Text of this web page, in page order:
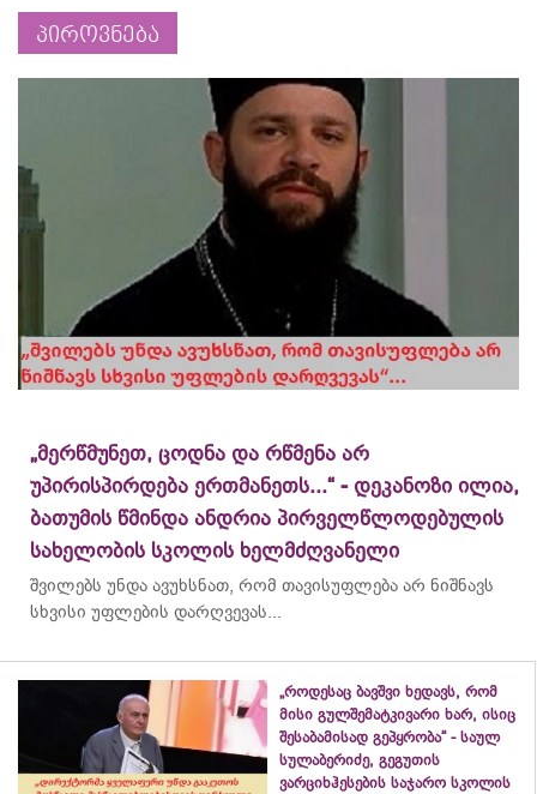
პიროვნება
„მერწმუნეთ, ცოდნა და რწმენა არ
უპირისპირდება ერთმანეთს...“ - დეკანოზი ილია,
ბათუმის წმინდა ანდრია პირველწლოდებულის
სახელობის სკოლის ხელმძღვანელი
შვილებს უნდა ავუხსნათ, რომ თავისუფლება არ ნიშნავს
სხვისი უფლების დარღვევას...
„როდესაც ბავშვი ხედავს, რომ
მისი გულშემატკივარი ხარ, ისიც
შესაბამისად გეპყრობა“ - საულ
სულაბერიძე, გეგუთის
ვარციხჰესების საჯარო სკოლის